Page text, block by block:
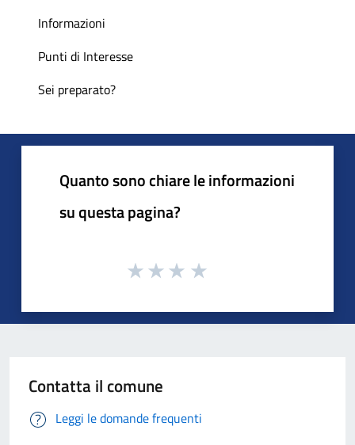
Informazioni
Punti di Interesse
Sei preparato?
Quanto sono chiare le informazioni
su questa pagina?
Contatta il comune
Leggi le domande frequenti